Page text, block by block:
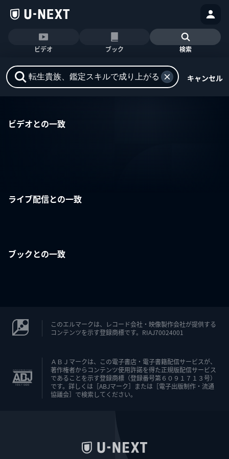
ビデオ ブック 検索
キャンセル
ビデオとの一致
ライブ配信との一致
ブックとの一致
このエルマークは、レコード会社・映像製作会社が提供する
コンテンツを示す登録商標です。RIAJ70024001
ＡＢＪマークは、この電子書店・電子書籍配信サービスが、
著作権者からコンテンツ使用許諾を得た正規版配信サービス
であることを示す登録商標（登録番号第６０９１７１３号）
です。詳しくは［ABJマーク］または［電子出版制作・流通
協議会］で検索してください。